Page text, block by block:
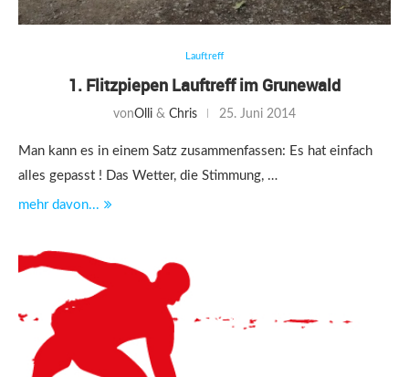
Lauftreff
1. Flitzpiepen Lauftreff im Grunewald
vonOlli & Chris 25. Juni 2014
Man kann es in einem Satz zusammenfassen: Es hat einfach
alles gepasst ! Das Wetter, die Stimmung, …
mehr davon...